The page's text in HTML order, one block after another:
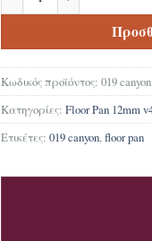
Κωδικός προϊόντος: 019 canyon
Κατηγορίες: Floor Pan 12mm
Ετικέτες: 019 canyon,floor pan